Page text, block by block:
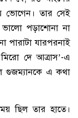
ভোগেন। তার সেই
পড়াশোনা না
পারাটা যারপরনাই
দে আত্রাস’-এ
গুজম্যানকে এ কথা
ছিল তার হাতে।